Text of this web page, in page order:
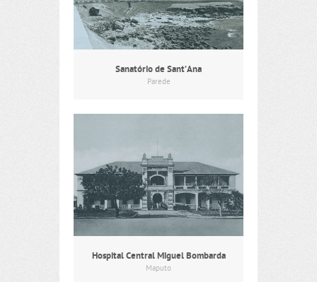
Sanatório de Sant’Ana
Parede
Hospital Central Miguel Bombarda
Maputo